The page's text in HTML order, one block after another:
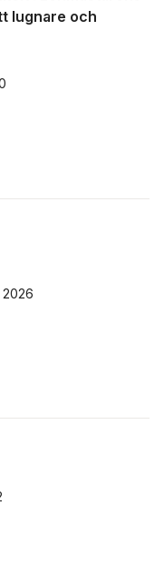
lugnare och
antal röster:
antal röster:
antal röster: